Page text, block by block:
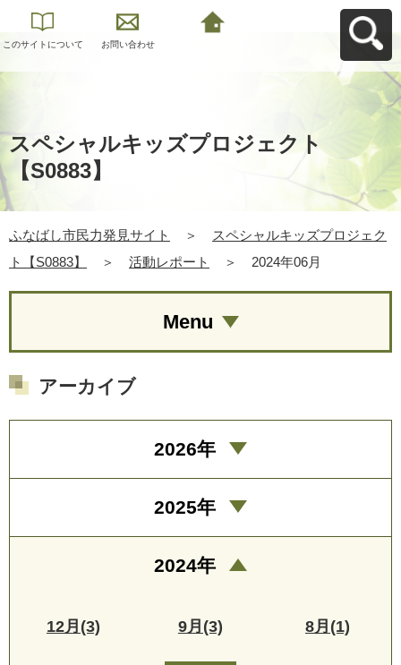
このサイトについて お問い合わせ
スペシャルキッズプロジェクト
【S0883】
ふなばし市民力発見サイト ＞
スペシャルキッズプロジェク
ト【S0883】
＞ 活動レポート ＞ 2024年06月
Menu
アーカイブ
2026年
2025年
2024年
12月(3) 9月(3) 8月(1)